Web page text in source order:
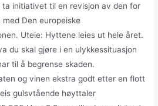
initiativet til en revisjon av den for
Den europeiske
Uteie: Hyttene leies ut hele året.
du skal gjøre i en ulykkessituasjon
til å begrense skaden.
og vinen ekstra godt etter en flott
gulsvtående høyttaler